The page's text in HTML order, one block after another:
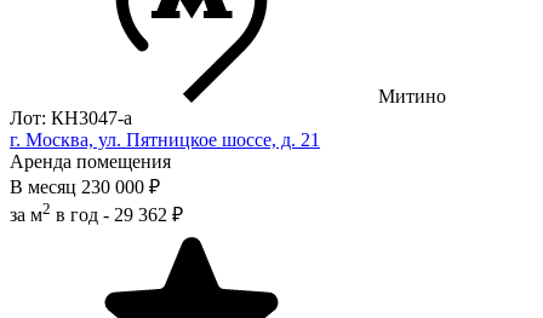
Митино
Лот: КН3047-a
г. Москва, ул. Пятницкое шоссе, д. 21
Аренда помещения
В месяц 230 000 ₽
за м2 в год - 29 362 ₽